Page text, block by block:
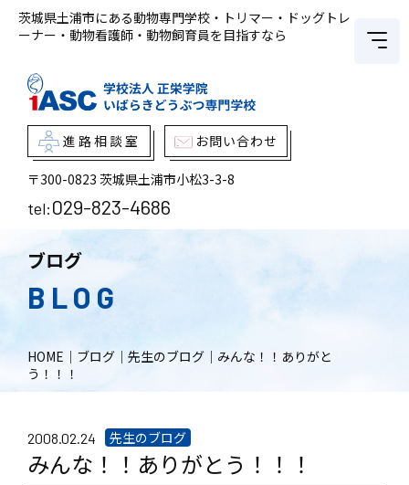
茨城県土浦市にある動物専門学校・トリマー・ドッグトレ
ーナー・動物看護師・動物飼育員を目指すなら
進路相談室 お問い合わせ
〒300-0823 茨城県土浦市小松3-3-8
tel:029-823-4686
ブログ
BLOG
HOME ｜ ブログ ｜ 先生のブログ ｜ みんな！！ありがと
う！！！
2008.02.24 先生のブログ
みんな！！ありがとう！！！